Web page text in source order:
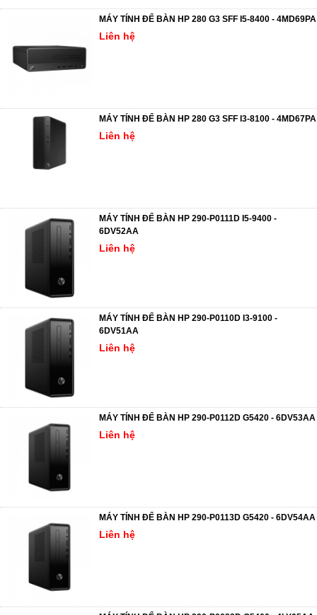
MÁY TÍNH ĐỂ BÀN HP 280 G3 SFF I5-8400 - 4MD69PA
Liên hệ
MÁY TÍNH ĐỂ BÀN HP 280 G3 SFF I3-8100 - 4MD67PA
Liên hệ
MÁY TÍNH ĐỂ BÀN HP 290-P0111D I5-9400 -
6DV52AA
Liên hệ
MÁY TÍNH ĐỂ BÀN HP 290-P0110D I3-9100 -
6DV51AA
Liên hệ
MÁY TÍNH ĐỂ BÀN HP 290-P0112D G5420 - 6DV53AA
Liên hệ
MÁY TÍNH ĐỂ BÀN HP 290-P0113D G5420 - 6DV54AA
Liên hệ